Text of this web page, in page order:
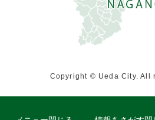
Copyright © Ueda City. All